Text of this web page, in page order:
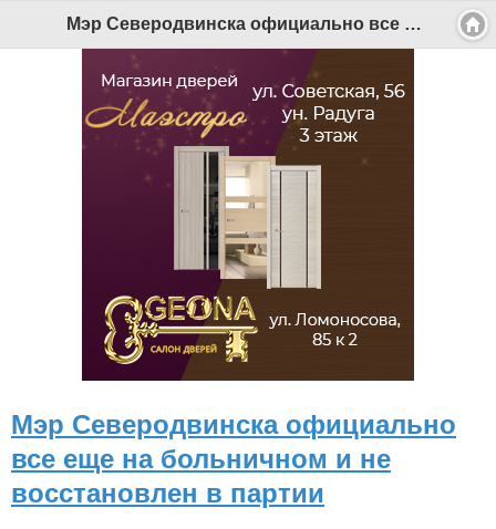
Мэр Северодвинска официально все еще на больничном и не восстановлен в партии - Беломорканал Северодвинск tv29.ru
Мэр Северодвинска официально
все еще на больничном и не
восстановлен в партии